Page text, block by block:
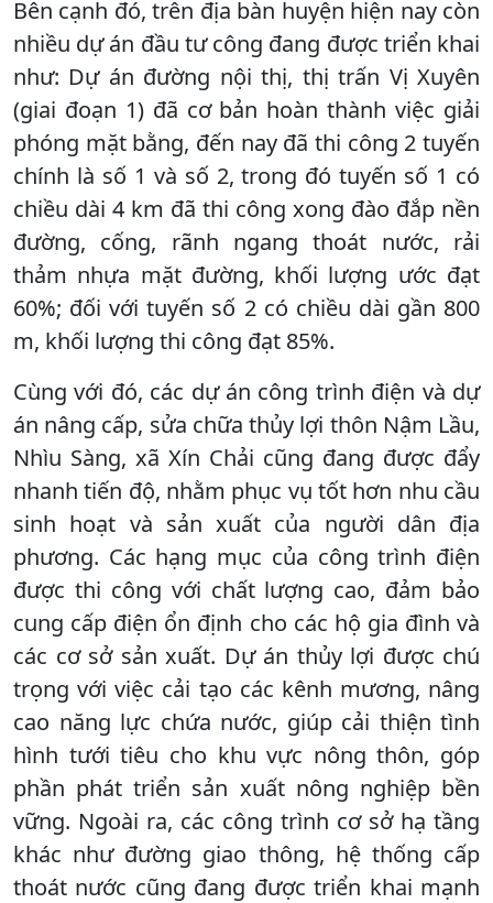
Bên cạnh đó, trên địa bàn huyện hiện nay còn
nhiều dự án đầu tư công đang được triển khai
như: Dự án đường nội thị, thị trấn Vị Xuyên
(giai đoạn 1) đã cơ bản hoàn thành việc giải
phóng mặt bằng, đến nay đã thi công 2 tuyến
chính là số 1 và số 2, trong đó tuyến số 1 có
chiều dài 4 km đã thi công xong đào đắp nền
đường, cống, rãnh ngang thoát nước, rải
thảm nhựa mặt đường, khối lượng ước đạt
60%; đối với tuyến số 2 có chiều dài gần 800
m, khối lượng thi công đạt 85%.
Cùng với đó, các dự án công trình điện và dự
án nâng cấp, sửa chữa thủy lợi thôn Nậm Lầu,
Nhìu Sàng, xã Xín Chải cũng đang được đẩy
nhanh tiến độ, nhằm phục vụ tốt hơn nhu cầu
sinh hoạt và sản xuất của người dân địa
phương. Các hạng mục của công trình điện
được thi công với chất lượng cao, đảm bảo
cung cấp điện ổn định cho các hộ gia đình và
các cơ sở sản xuất. Dự án thủy lợi được chú
trọng với việc cải tạo các kênh mương, nâng
cao năng lực chứa nước, giúp cải thiện tình
hình tưới tiêu cho khu vực nông thôn, góp
phần phát triển sản xuất nông nghiệp bền
vững. Ngoài ra, các công trình cơ sở hạ tầng
khác như đường giao thông, hệ thống cấp
thoát nước cũng đang được triển khai mạnh